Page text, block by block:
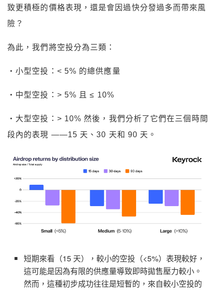
致更積極的價格表現，還是會因過快分發過多而帶來風
險？
為此，我們將空投分為三類：
・小型空投：< 5% 的總供應量
・中型空投：> 5% 且 ≤ 10%
・大型空投：> 10% 然後，我們分析了它們在三個時間
段內的表現 ——15 天、30 天和 90 天。
短期來看（15 天），較小的空投（<5%）表現較好，
這可能是因為有限的供應量導致即時拋售壓力較小。
然而，這種初步成功往往是短暫的，來自較小空投的